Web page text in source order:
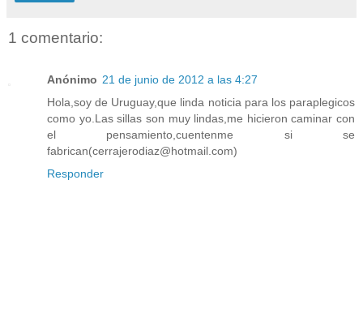
1 comentario:
Anónimo 21 de junio de 2012 a las 4:27
Hola,soy de Uruguay,que linda noticia para los paraplegicos
como yo.Las sillas son muy lindas,me hicieron caminar con
el pensamiento,cuentenme si se
fabrican(cerrajerodiaz@hotmail.com)
Responder